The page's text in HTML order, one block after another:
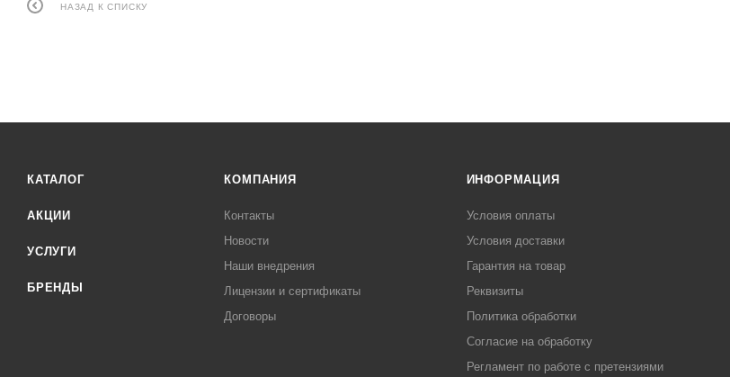
НАЗАД К СПИСКУ
КАТАЛОГ
АКЦИИ
УСЛУГИ
БРЕНДЫ
КОМПАНИЯ
Контакты
Новости
Наши внедрения
Лицензии и сертификаты
Договоры
ИНФОРМАЦИЯ
Условия оплаты
Условия доставки
Гарантия на товар
Реквизиты
Политика обработки
Согласие на обработку
Регламент по работе с претензиями